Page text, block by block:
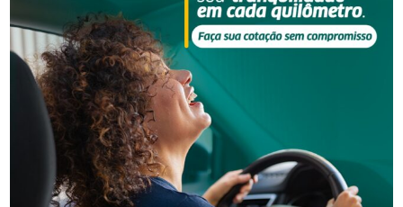
em Urussanga
Segurança